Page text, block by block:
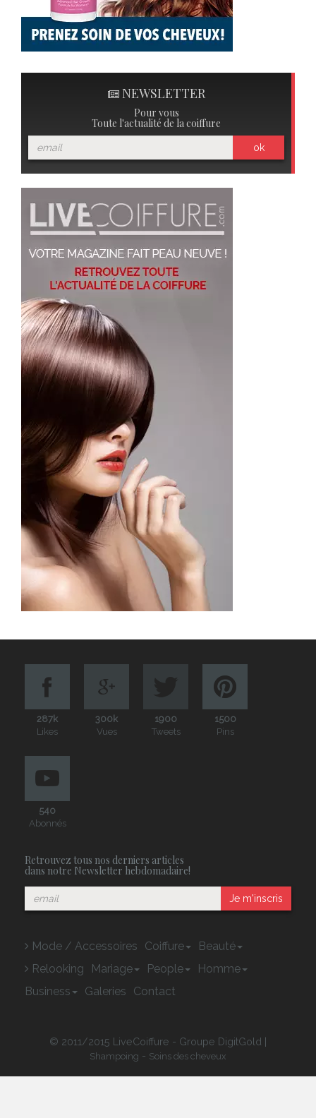
NEWSLETTER
Pour vous
Toute l'actualité de la coiffure
ok
287k
Likes
300k
Vues
1900
Tweets
1500
Pins
540
Abonnés
Retrouvez tous nos derniers articles
dans notre Newsletter hebdomadaire!
Je m'inscris
Mode / Accessoires Coiffure
Beauté
Relooking
Mariage People
Homme
Business
Galeries Contact
© 2011/2015 LiveCoiffure - Groupe DigitGold |
Shampoing - Soins des cheveux